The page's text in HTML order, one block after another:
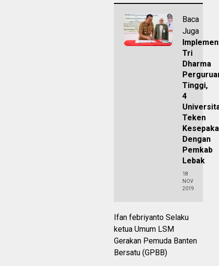
Baca
Juga
Tri
Dharma
Tinggi,
4
Teken
Dengan
Pemkab
Lebak
18
NOV
2019
Ifan febriyanto Selaku
ketua Umum LSM
Gerakan Pemuda Banten
Bersatu (GPBB)